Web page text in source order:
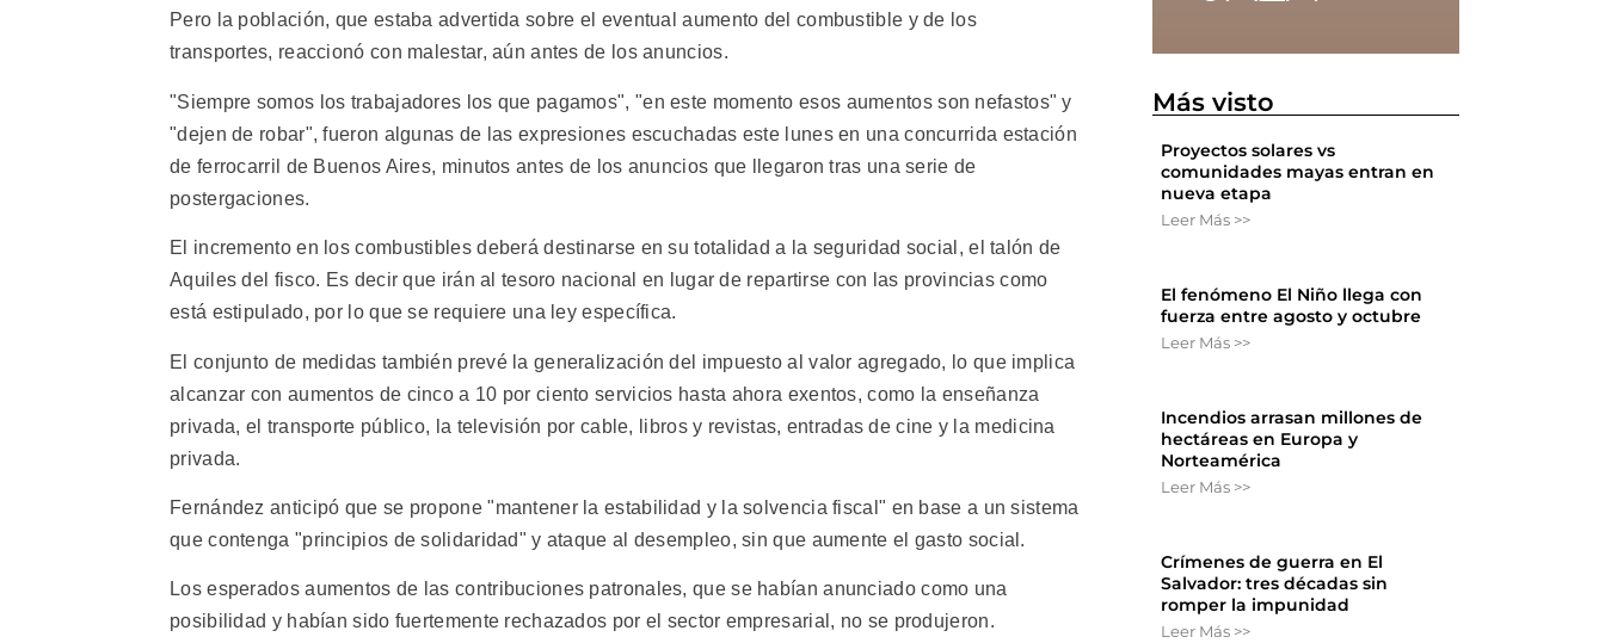
Pero la población, que estaba advertida sobre el eventual aumento del combustible y de los
transportes, reaccionó con malestar, aún antes de los anuncios.
"Siempre somos los trabajadores los que pagamos", "en este momento esos aumentos son nefastos" y
"dejen de robar", fueron algunas de las expresiones escuchadas este lunes en una concurrida estación
de ferrocarril de Buenos Aires, minutos antes de los anuncios que llegaron tras una serie de
postergaciones.
El incremento en los combustibles deberá destinarse en su totalidad a la seguridad social, el talón de
Aquiles del fisco. Es decir que irán al tesoro nacional en lugar de repartirse con las provincias como
está estipulado, por lo que se requiere una ley específica.
El conjunto de medidas también prevé la generalización del impuesto al valor agregado, lo que implica
alcanzar con aumentos de cinco a 10 por ciento servicios hasta ahora exentos, como la enseñanza
privada, el transporte público, la televisión por cable, libros y revistas, entradas de cine y la medicina
privada.
Fernández anticipó que se propone "mantener la estabilidad y la solvencia fiscal" en base a un sistema
que contenga "principios de solidaridad" y ataque al desempleo, sin que aumente el gasto social.
Los esperados aumentos de las contribuciones patronales, que se habían anunciado como una
posibilidad y habían sido fuertemente rechazados por el sector empresarial, no se produjeron.
Más visto
Proyectos solares vs
comunidades mayas entran en
nueva etapa
Leer Más >>
El fenómeno El Niño llega con
fuerza entre agosto y octubre
Leer Más >>
Incendios arrasan millones de
hectáreas en Europa y
Norteamérica
Leer Más >>
Crímenes de guerra en El
Salvador: tres décadas sin
romper la impunidad
Leer Más >>